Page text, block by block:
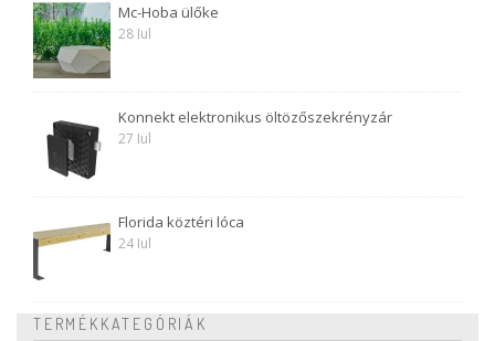
Mc-Hoba ülőke
28 Iul
Konnekt elektronikus öltözőszekrényzár
27 Iul
Florida köztéri lóca
24 Iul
TERMÉKKATEGÓRIÁK